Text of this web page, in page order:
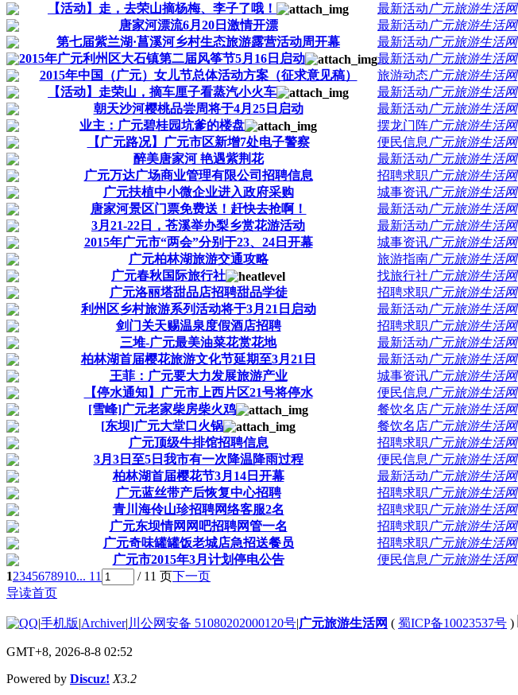
【活动】走，去荣山摘杨梅、李子了哦！
最新活动广元旅游生活网
唐家河漂流6月20日激情开漂
最新活动广元旅游生活网
第七届紫兰湖·菖溪河乡村生态旅游露营活动周开幕
最新活动广元旅游生活网
2015年广元利州区大石镇第二届风筝节5月16日启动
最新活动广元旅游生活网
2015年中国（广元）女儿节总体活动方案（征求意见稿）
旅游动态广元旅游生活网
【活动】走荣山，摘车厘子看蒸汽小火车
最新活动广元旅游生活网
朝天沙河樱桃品尝周将于4月25日启动
最新活动广元旅游生活网
业主：广元碧桂园坑爹的楼盘
摆龙门阵广元旅游生活网
【广元路况】广元市区新增7处电子警察
便民信息 广元旅游生活网
醉美唐家河 艳遇紫荆花
最新活动广元旅游生活网
广元万达广场商业管理有限公司招聘信息
招聘求职广元旅游生活网
广元扶植中小微企业进入政府采购
城事资讯广元旅游生活网
唐家河景区门票免费送！赶快去抢啊！
最新活动广元旅游生活网
3月21-22日，苍溪举办梨乡赏花游活动
最新活动广元旅游生活网
2015年广元市“两会”分别于23、24日开幕
城事资讯广元旅游生活网
广元柏林湖旅游交通攻略
旅游指南广元旅游生活网
广元春秋国际旅行社
找旅行社广元旅游生活网
广元洛丽塔甜品店招聘甜品学徒
招聘求职广元旅游生活网
利州区乡村旅游系列活动将于3月21日启动
最新活动广元旅游生活网
剑门关天赐温泉度假酒店招聘
招聘求职广元旅游生活网
三堆-广元最美油菜花赏花地
最新活动广元旅游生活网
柏林湖首届樱花旅游文化节延期至3月21日
最新活动广元旅游生活网
王菲：广元要大力发展旅游产业
城事资讯广元旅游生活网
【停水通知】广元市上西片区21号将停水
便民信息 广元旅游生活网
[雪峰]广元老家柴房柴火鸡
餐饮名店广元旅游生活网
[东坝]广元大堂口火锅
餐饮名店广元旅游生活网
广元顶级牛排馆招聘信息
招聘求职广元旅游生活网
3月3日至5日我市有一次降温降雨过程
便民信息 广元旅游生活网
柏林湖首届樱花节3月14日开幕
最新活动广元旅游生活网
广元蓝丝带产后恢复中心招聘
招聘求职广元旅游生活网
青川海伶山珍招聘网络客服2名
招聘求职广元旅游生活网
广元东坝情网网吧招聘网管一名
招聘求职广元旅游生活网
广元奇味罐罐饭老城店急招送餐员
招聘求职广元旅游生活网
广元市2015年3月计划停电公告
便民信息 广元旅游生活网
12345678910... 11 / 11 页下一页
导读首页
|手机版|Archiver| 川公网安备 51080202000120号|广元旅游生活网 ( 蜀ICP备10023537号 )
GMT+8, 2026-8-8 02:52
Powered by Discuz! X3.2